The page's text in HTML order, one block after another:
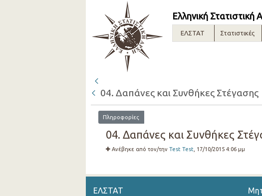
Ελληνική Στατιστική
ΕΛΣΤΑΤ Στατιστικές
04. Δαπάνες και Συνθήκες Στέγασης
Πληροφορίες
04. Δαπάνες και Συνθήκες
Ανέβηκε από τον/την Test Test , 17/10/2015 4:06 μμ
ΕΛΣΤΑΤ